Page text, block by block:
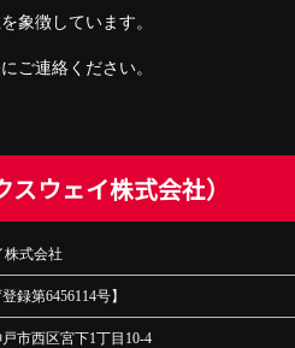
象徴しています。
ご連絡ください。
ウェイ株式会社）
株式会社
録第6456114号】
市西区宮下1丁目10-4